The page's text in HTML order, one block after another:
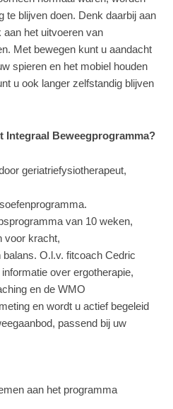
te blijven doen. Denk daarbij aan
aan het uitvoeren van
Met bewegen kunt u aandacht
spieren en het mobiel houden
u ook langer zelfstandig blijven
Integraal Beweegprogramma?
geriatriefysiotherapeut,
van 10 weken,
voor kracht,
O.l.v. fitcoach Cedric
over ergotherapie,
en de WMO
en wordt u actief begeleid
passend bij uw
aan het programma